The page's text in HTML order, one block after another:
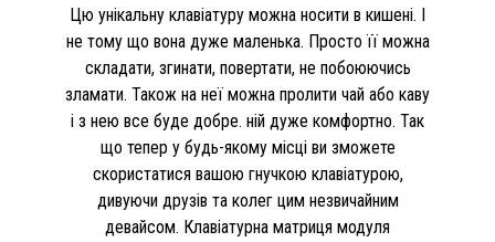
Цю унікальну клавіатуру можна носити в кишені. І
не тому що вона дуже маленька. Просто її можна
складати, згинати, повертати, не побоюючись
зламати. Також на неї можна пролити чай або каву
і з нею все буде добре. ній дуже комфортно. Так
що тепер у будь-якому місці ви зможете
скористатися вашою гнучкою клавіатурою,
дивуючи друзів та колег цим незвичайним
девайсом. Клавіатурна матриця модуля